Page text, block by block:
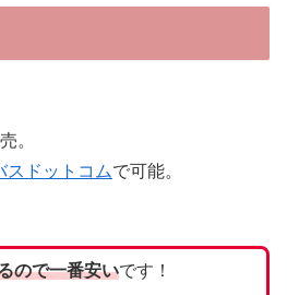
。
スドットコムで可能。
ので一番安いです！